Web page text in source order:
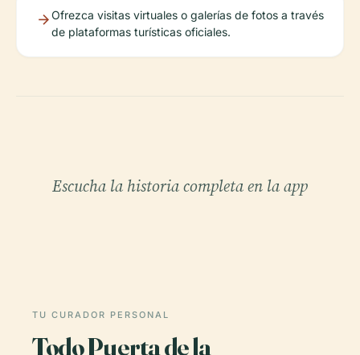
Ofrezca visitas virtuales o galerías de fotos a través
de plataformas turísticas oficiales.
Escucha la historia completa en la app
TU CURADOR PERSONAL
Todo Puerta de la